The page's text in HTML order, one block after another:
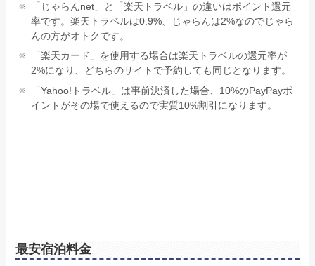
「じゃらんnet」と「楽天トラベル」の違いはポイント還元
率です。楽天トラベルは0.9%、じゃらんは2%なのでじゃら
んの方がオトクです。
「楽天カード」を使用する場合は楽天トラベルの還元率が
2%になり、どちらのサイトで予約しても同じとなります。
「Yahoo!トラベル」は事前決済した場合、10%のPayPayポ
イントがその場で使えるので実質10%割引になります。
最安宿泊料金